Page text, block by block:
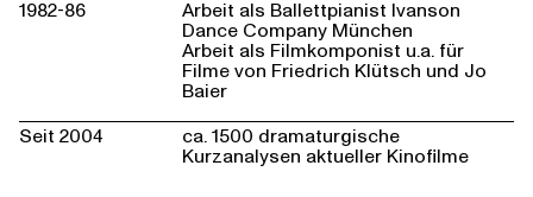
1982-86
Arbeit als Ballettpianist Ivanson
Dance Company München
Arbeit als Filmkomponist u.a. für
Filme von Friedrich Klütsch und Jo
Baier
Seit 2004
ca. 1500 dramaturgische
Kurzanalysen aktueller Kinofilme